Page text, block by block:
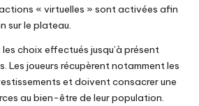
« virtuelles » sont activées afin
sur le plateau.
les choix effectués jusqu’à présent
Les joueurs récupèrent notamment les
et doivent consacrer une
au bien-être de leur population.